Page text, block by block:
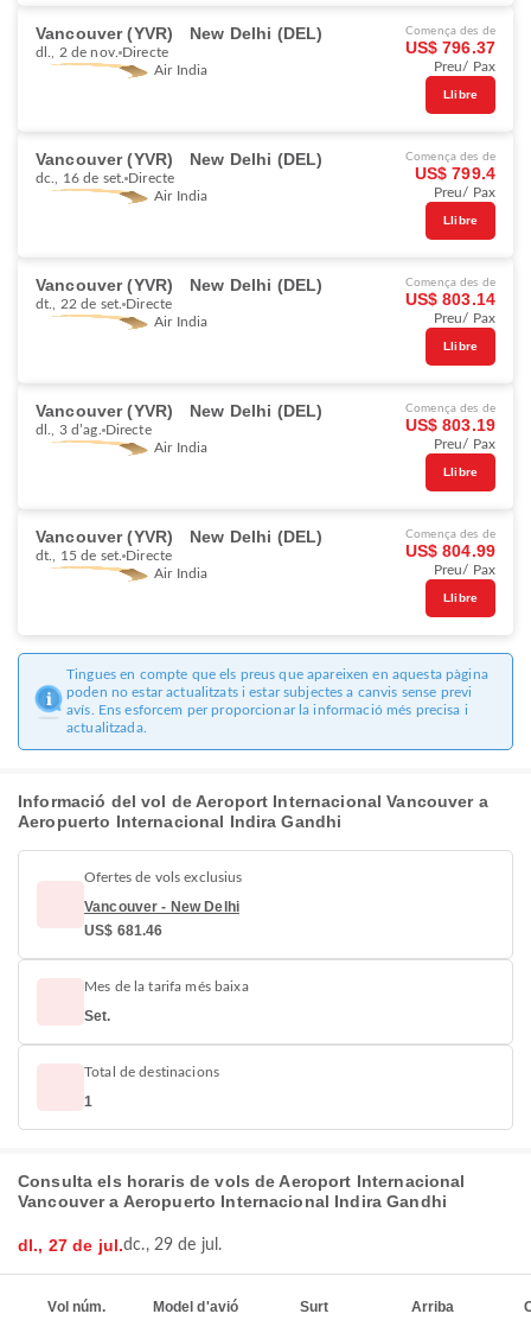
Vancouver (YVR) New Delhi (DEL)
dl., 2 de nov. Directe
Air India
Comença des de
US$ 796.37
Preu/ Pax
Llibre
Vancouver (YVR) New Delhi (DEL)
dc., 16 de set. Directe
Air India
Comença des de
US$ 799.4
Preu/ Pax
Llibre
Vancouver (YVR) New Delhi (DEL)
dt., 22 de set. Directe
Air India
Comença des de
US$ 803.14
Preu/ Pax
Llibre
Vancouver (YVR) New Delhi (DEL)
dl., 3 d’ag. Directe
Air India
Comença des de
US$ 803.19
Preu/ Pax
Llibre
Vancouver (YVR) New Delhi (DEL)
dt., 15 de set. Directe
Air India
Comença des de
US$ 804.99
Preu/ Pax
Llibre
Tingues en compte que els preus que apareixen en aquesta pàgina
poden no estar actualitzats i estar subjectes a canvis sense previ
avís. Ens esforcem per proporcionar la informació més precisa i
actualitzada.
Informació del vol de Aeroport Internacional Vancouver a
Aeropuerto Internacional Indira Gandhi
Ofertes de vols exclusius
Vancouver - New Delhi
US$ 681.46
Mes de la tarifa més baixa
Set.
Total de destinacions
1
Consulta els horaris de vols de Aeroport Internacional
Vancouver a Aeropuerto Internacional Indira Gandhi
dl., 27 de jul.dc., 29 de jul.
Vol núm. Model d'avió Surt Arriba